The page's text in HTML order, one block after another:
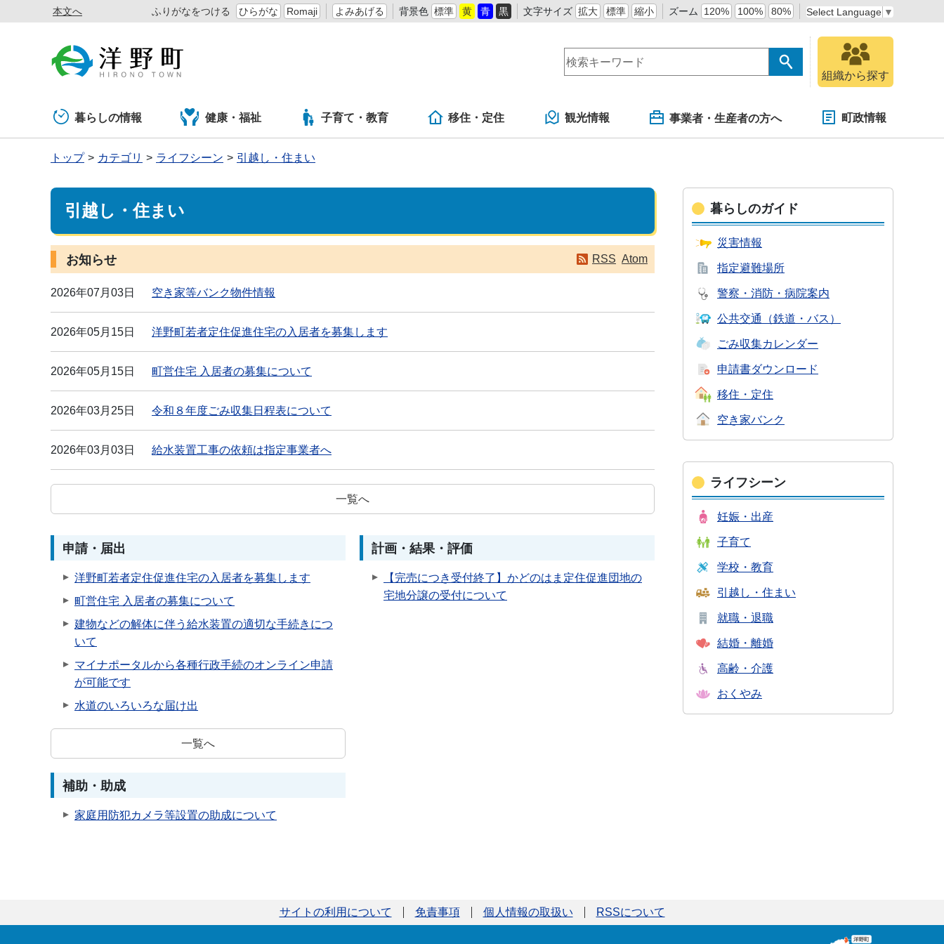
本文へ ふりがなをつける ひらがな Romaji よみあげる 背景色 標準 黄 青 黒 文字サイズ 拡大 標準 縮小 ズーム 120% 100% 80% Select Language ▼
組織から探す
暮らしの情報 健康・福祉 子育て・教育 移住・定住 観光情報 事業者・生産者の方へ 町政情報
トップ カテゴリ ライフシーン 引越し・住まい
引越し・住まい
お知らせ RSS Atom
2026年07月03日 空き家等バンク物件情報
2026年05月15日 洋野町若者定住促進住宅の入居者を募集します
2026年05月15日 町営住宅 入居者の募集について
2026年03月25日 令和８年度ごみ収集日程表について
2026年03月03日 給水装置工事の依頼は指定事業者へ
一覧へ
申請・届出
洋野町若者定住促進住宅の入居者を募集します
町営住宅 入居者の募集について
建物などの解体に伴う給水装置の適切な手続きにつ
いて
マイナポータルから各種行政手続のオンライン申請
が可能です
水道のいろいろな届け出
一覧へ
計画・結果・評価
【完売につき受付終了】かどのはま定住促進団地の
宅地分譲の受付について
補助・助成
家庭用防犯カメラ等設置の助成について
暮らしのガイド
災害情報
指定避難場所
警察・消防・ 病院案内
公共交通 （鉄道・バス）
ごみ収集カレンダー
申請書ダウンロード
移住・定住
空き家バンク
ライフシーン
妊娠・出産
子育て
学校・教育
引越し・住まい
就職・退職
結婚・離婚
高齢・介護
おくやみ
サイトの利用について 免責事項 個人情報の取扱い RSSについて